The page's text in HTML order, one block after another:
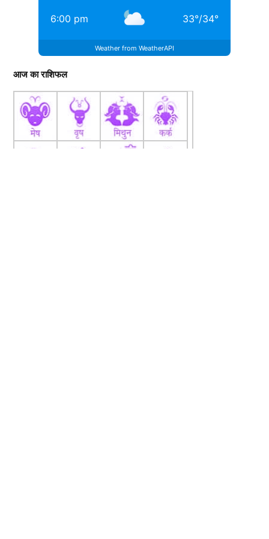
6:00 pm 33°/34°
Weather from WeatherAPI
आज का राशिफल